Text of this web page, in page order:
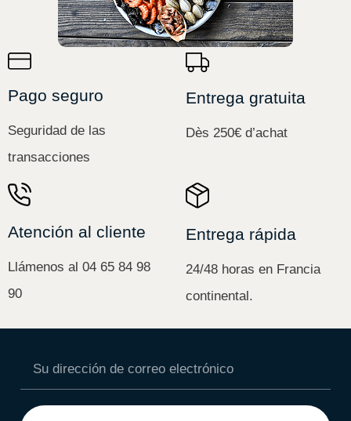
Pago seguro
Seguridad de las
transacciones
Entrega gratuita
Dès 250€ d’achat
Atención al cliente
Llámenos al 04 65 84 98
90
Entrega rápida
24/48 horas en Francia
continental.